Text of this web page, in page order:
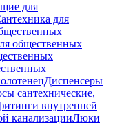
для
для
общественных
Диспенсеры
сантехнические,
внутренней
канализацииЛюки